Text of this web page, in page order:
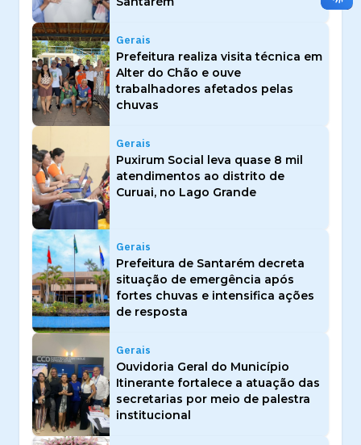
Gerais
Prefeitura realiza visita técnica em
Alter do Chão e ouve
trabalhadores afetados pelas
chuvas
Gerais
Puxirum Social leva quase 8 mil
atendimentos ao distrito de
Curuai, no Lago Grande
Gerais
Prefeitura de Santarém decreta
situação de emergência após
fortes chuvas e intensifica ações
de resposta
Gerais
Ouvidoria Geral do Município
Itinerante fortalece a atuação das
secretarias por meio de palestra
institucional